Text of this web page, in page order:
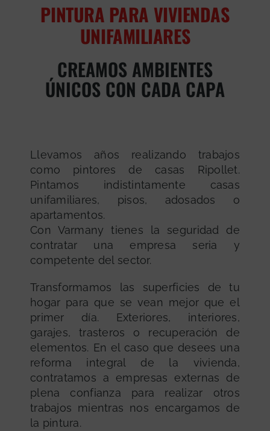
PINTURA PARA VIVIENDAS
UNIFAMILIARES
CREAMOS AMBIENTES
ÚNICOS CON CADA CAPA
Llevamos años realizando trabajos
como pintores de casas Ripollet.
Pintamos indistintamente casas
unifamiliares, pisos, adosados o
apartamentos.
Con Varmany tienes la seguridad de
contratar una empresa seria y
competente del sector.
Transformamos las superficies de tu
hogar para que se vean mejor que el
primer día. Exteriores, interiores,
garajes, trasteros o recuperación de
elementos. En el caso que desees una
reforma integral de la vivienda,
contratamos a empresas externas de
plena confianza para realizar otros
trabajos mientras nos encargamos de
la pintura.